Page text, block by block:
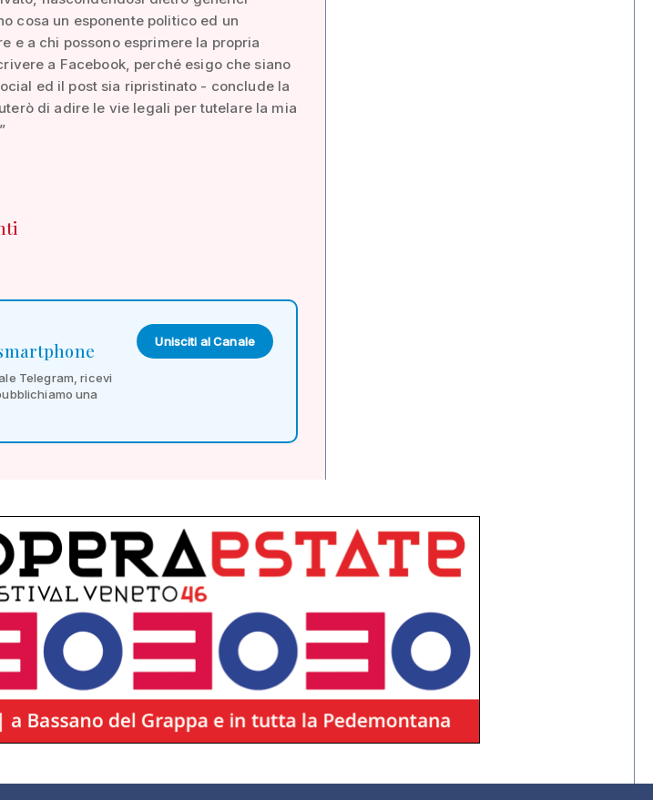
cosa un esponente politico ed un
e a chi possono esprimere la propria
a Facebook, perché esigo che siano
ed il post sia ripristinato - conclude la
di adire le vie legali per tutelare la mia
Telegram, ricevi
una
Unisciti al Canale